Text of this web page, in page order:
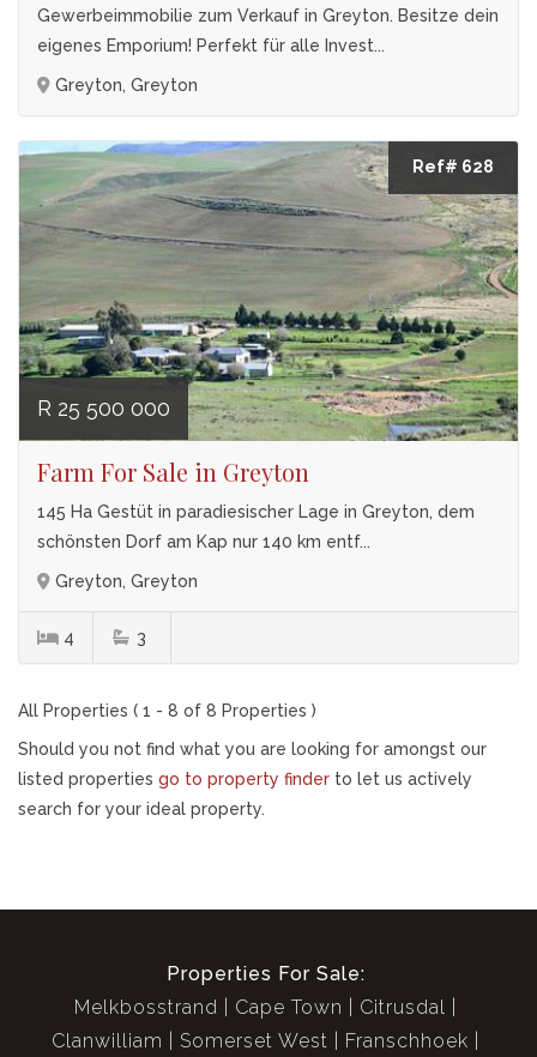
Gewerbeimmobilie zum Verkauf in Greyton. Besitze dein
eigenes Emporium! Perfekt für alle Invest...
Greyton, Greyton
Ref# 628
R 25 500 000
Farm For Sale in Greyton
145 Ha Gestüt in paradiesischer Lage in Greyton, dem
schönsten Dorf am Kap nur 140 km entf...
Greyton, Greyton
4 3
All Properties ( 1 - 8 of 8 Properties )
Should you not find what you are looking for amongst our
listed properties go to property finder to let us actively
search for your ideal property.
Properties For Sale:
Melkbosstrand
Cape Town
Citrusdal
Clanwilliam
Somerset West Franschhoek